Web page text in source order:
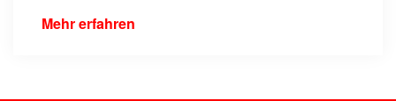
Mehr erfahren